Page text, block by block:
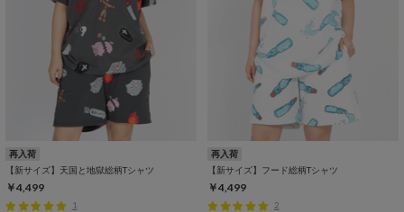
再入荷
【新サイズ】天国と地獄総柄Tシャツ
￥4,499
1
再入荷
【新サイズ】フード総柄Tシャツ
￥4,499
2